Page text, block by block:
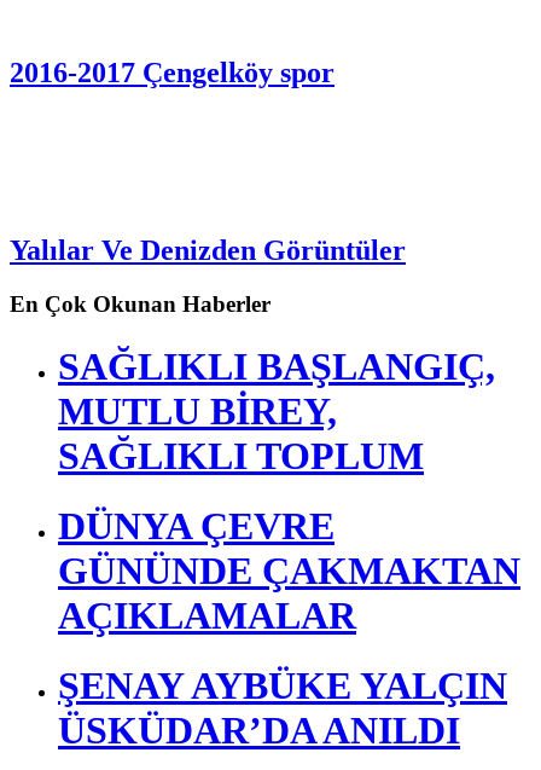
2016-2017 Çengelköy spor
Yalılar Ve Denizden Görüntüler
En Çok Okunan Haberler
SAĞLIKLI BAŞLANGIÇ,
MUTLU BİREY,
SAĞLIKLI TOPLUM